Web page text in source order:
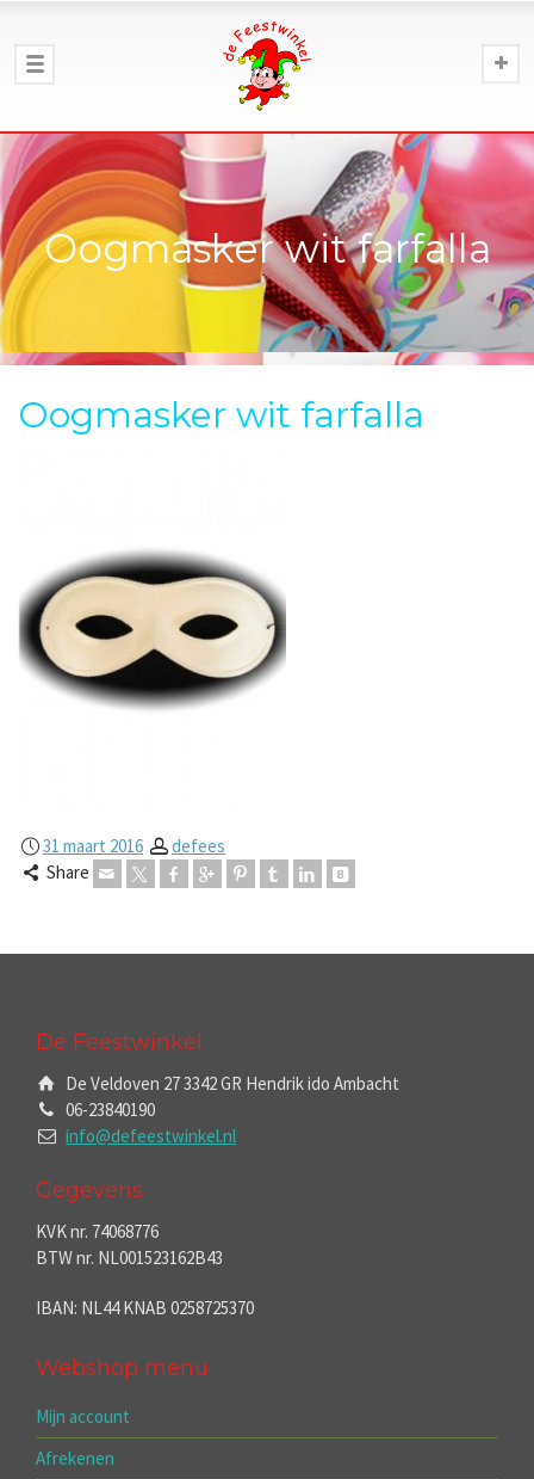
Oogmasker wit farfalla
Oogmasker wit farfalla
31 maart 2016
defees
Share
De Feestwinkel
De Veldoven 27 3342 GR Hendrik ido Ambacht
06-23840190
info@defeestwinkel.nl
Gegevens
KVK nr. 74068776
BTW nr. NL001523162B43
IBAN: NL44 KNAB 0258725370
Webshop menu
Mijn account
Afrekenen